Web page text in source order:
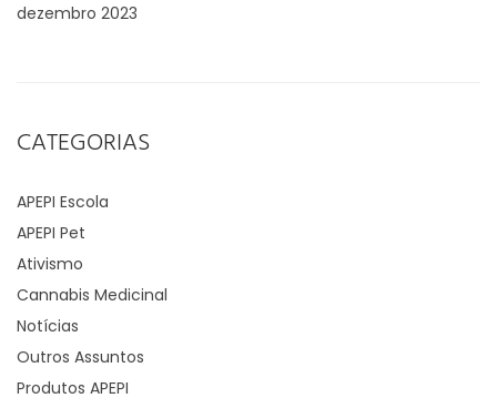
dezembro 2023
CATEGORIAS
APEPI Escola
APEPI Pet
Ativismo
Cannabis Medicinal
Notícias
Outros Assuntos
Produtos APEPI